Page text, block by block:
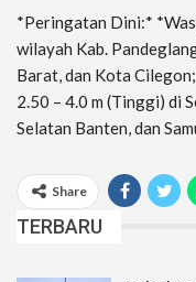
*Peringatan Dini:*
wilayah Kab.
Barat, dan Kota
2.50 – 4.0 m (Tinggi) di
Selatan Banten, dan
Share
TERBARU